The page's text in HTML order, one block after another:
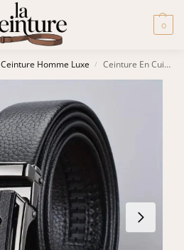
0
Ceinture Homme Luxe / Ceinture En Cuir Homme – Raleigh